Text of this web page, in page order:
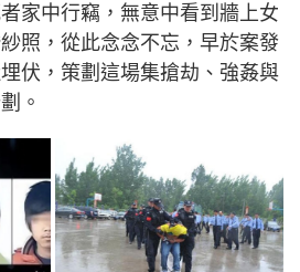
家中行竊，無意中看到牆上女
照，從此念念不忘，早於案發
伏，策劃這場集搶劫、強姦與
。